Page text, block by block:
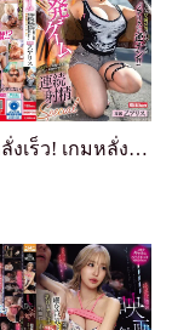
กำจัดการหลั่งเร็ว! เกมหลั่งฉับพลัน - แม้แต่หนุ่ม M ที่หลั่งเร็วก็ถูกนักแสดงสาวฝีมือเทพ 'Alice Oto' กลับมาจีบ!! ถ้าคุณทนเทคนิคอันชำนาญของเธอได้... พิเศษด้วยการหลั่งต่อเนื่องผ่านการกระแทกก้นด้วยลูกสูบที่รับประกันการระเบิดมากขึ้น